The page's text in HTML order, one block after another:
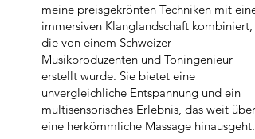
meine preisgekrönten Techniken mit einer
immersiven Klanglandschaft kombiniert,
die von einem Schweizer
Musikproduzenten und Toningenieur
erstellt wurde. Sie bietet eine
unvergleichliche Entspannung und ein
multisensorisches Erlebnis, das weit über
eine herkömmliche Massage hinausgeht.